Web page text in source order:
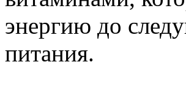
энергию до
питания.